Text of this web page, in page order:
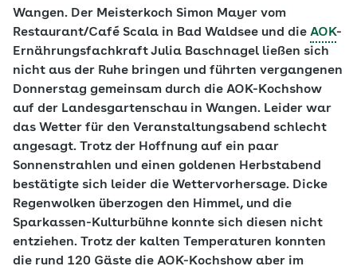
Wangen. Der Meisterkoch Simon Mayer vom
Restaurant/Café Scala in Bad Waldsee und die AOK-
Ernährungsfachkraft Julia Baschnagel ließen sich
nicht aus der Ruhe bringen und führten vergangenen
Donnerstag gemeinsam durch die AOK-Kochshow
auf der Landesgartenschau in Wangen. Leider war
das Wetter für den Veranstaltungsabend schlecht
angesagt. Trotz der Hoffnung auf ein paar
Sonnenstrahlen und einen goldenen Herbstabend
bestätigte sich leider die Wettervorhersage. Dicke
Regenwolken überzogen den Himmel, und die
Sparkassen-Kulturbühne konnte sich diesen nicht
entziehen. Trotz der kalten Temperaturen konnten
die rund 120 Gäste die AOK-Kochshow aber im